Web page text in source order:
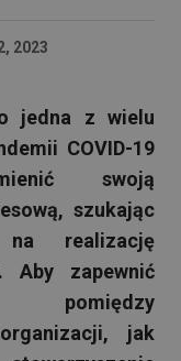
2023
jedna z wielu
COVID-19
swoją
szukając
na realizację
Aby zapewnić
pomiędzy
jak